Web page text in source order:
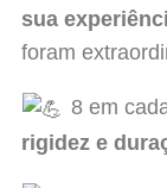
sua
foram
8 em
rigidez e